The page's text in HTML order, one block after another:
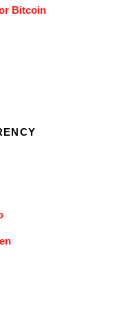
Bitcoin